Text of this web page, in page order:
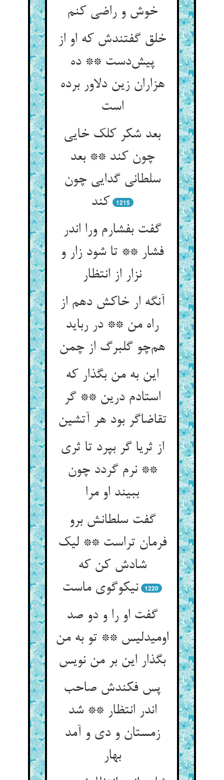
خوش و راضی کنم
خلق گفتندش که او از
پیش‌دست ** ده
هزاران زین دلاور برده
است
بعد شکر کلک خایی
چون کند ** بعد
سلطانی گدایی چون
کند
1215
گفت بفشارم ورا اندر
فشار ** تا شود زار و
نزار از انتظار
آنگه ار خاکش دهم از
راه من ** در رباید
هم‌چو گلبرگ از چمن
این به من بگذار که
استادم درین ** گر
تقاضاگر بود هر آتشین
از ثریا گر بپرد تا ثری
** نرم گردد چون
ببیند او مرا
گفت سلطانش برو
فرمان تراست ** لیک
شادش کن که
نیکوگوی ماست
1220
گفت او را و دو صد
اومیدلیس ** تو به من
بگذار این بر من نویس
پس فکندش صاحب
اندر انتظار ** شد
زمستان و دی و آمد
بهار